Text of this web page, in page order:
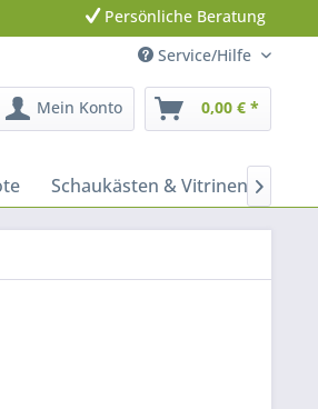
Persönliche Beratung
Service/Hilfe
Mein Konto 0,00 € *
Schaukästen & Vitrinen 